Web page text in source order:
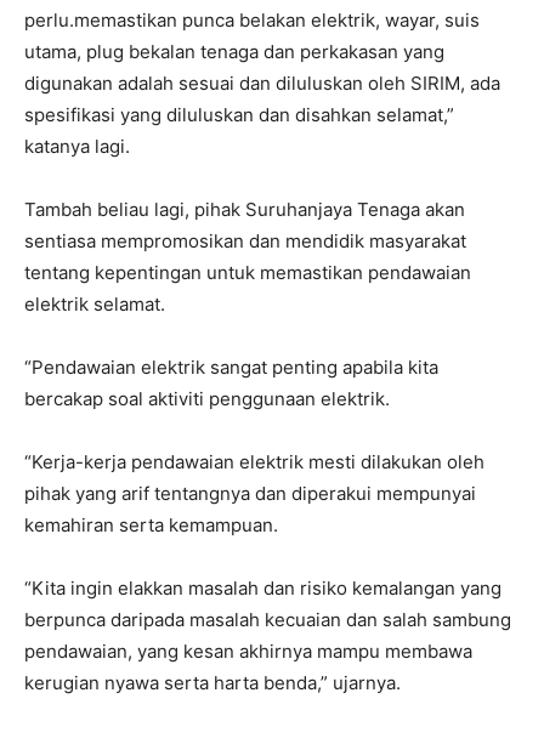
perlu.memastikan punca belakan elektrik, wayar, suis
utama, plug bekalan tenaga dan perkakasan yang
digunakan adalah sesuai dan diluluskan oleh SIRIM, ada
spesifikasi yang diluluskan dan disahkan selamat,”
katanya lagi.
Tambah beliau lagi, pihak Suruhanjaya Tenaga akan
sentiasa mempromosikan dan mendidik masyarakat
tentang kepentingan untuk memastikan pendawaian
elektrik selamat.
“Pendawaian elektrik sangat penting apabila kita
bercakap soal aktiviti penggunaan elektrik.
“Kerja-kerja pendawaian elektrik mesti dilakukan oleh
pihak yang arif tentangnya dan diperakui mempunyai
kemahiran serta kemampuan.
“Kita ingin elakkan masalah dan risiko kemalangan yang
berpunca daripada masalah kecuaian dan salah sambung
pendawaian, yang kesan akhirnya mampu membawa
kerugian nyawa serta harta benda,” ujarnya.